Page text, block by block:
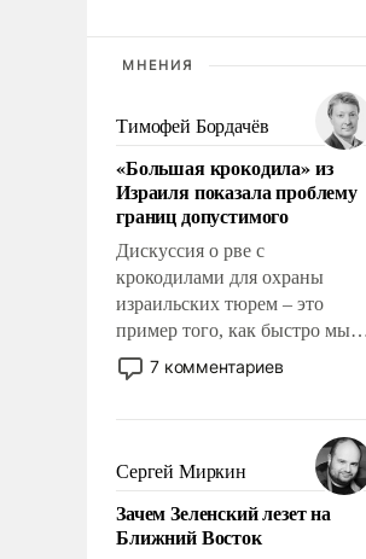
МНЕНИЯ
Тимофей Бордачёв
«Большая крокодила» из
Израиля показала проблему
границ допустимого
Дискуссия о рве с
крокодилами для охраны
израильских тюрем – это
пример того, как быстро мы
двигаемся по пути
революционных изменений.
псевдонаучной фантастики,
стало всерьез обсуждаемой
идеей.
7 комментариев
Сергей Миркин
Зачем Зеленский лезет на
Ближний Восток